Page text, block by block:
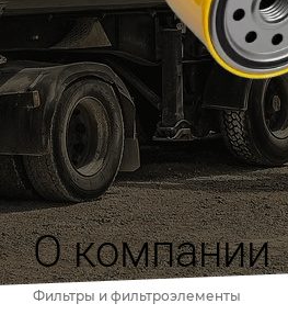
О компании
Фильтры и фильтроэлементы